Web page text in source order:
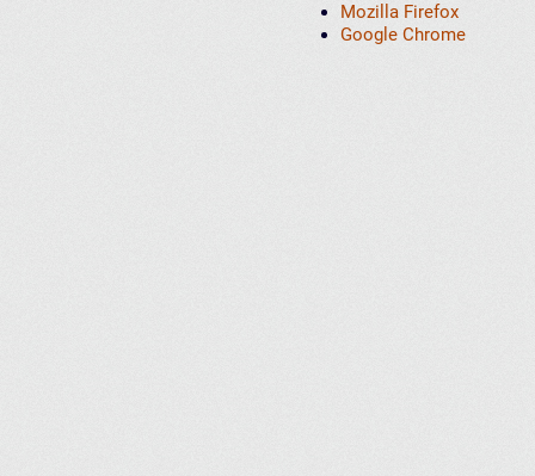
Mozilla Firefox
Google Chrome